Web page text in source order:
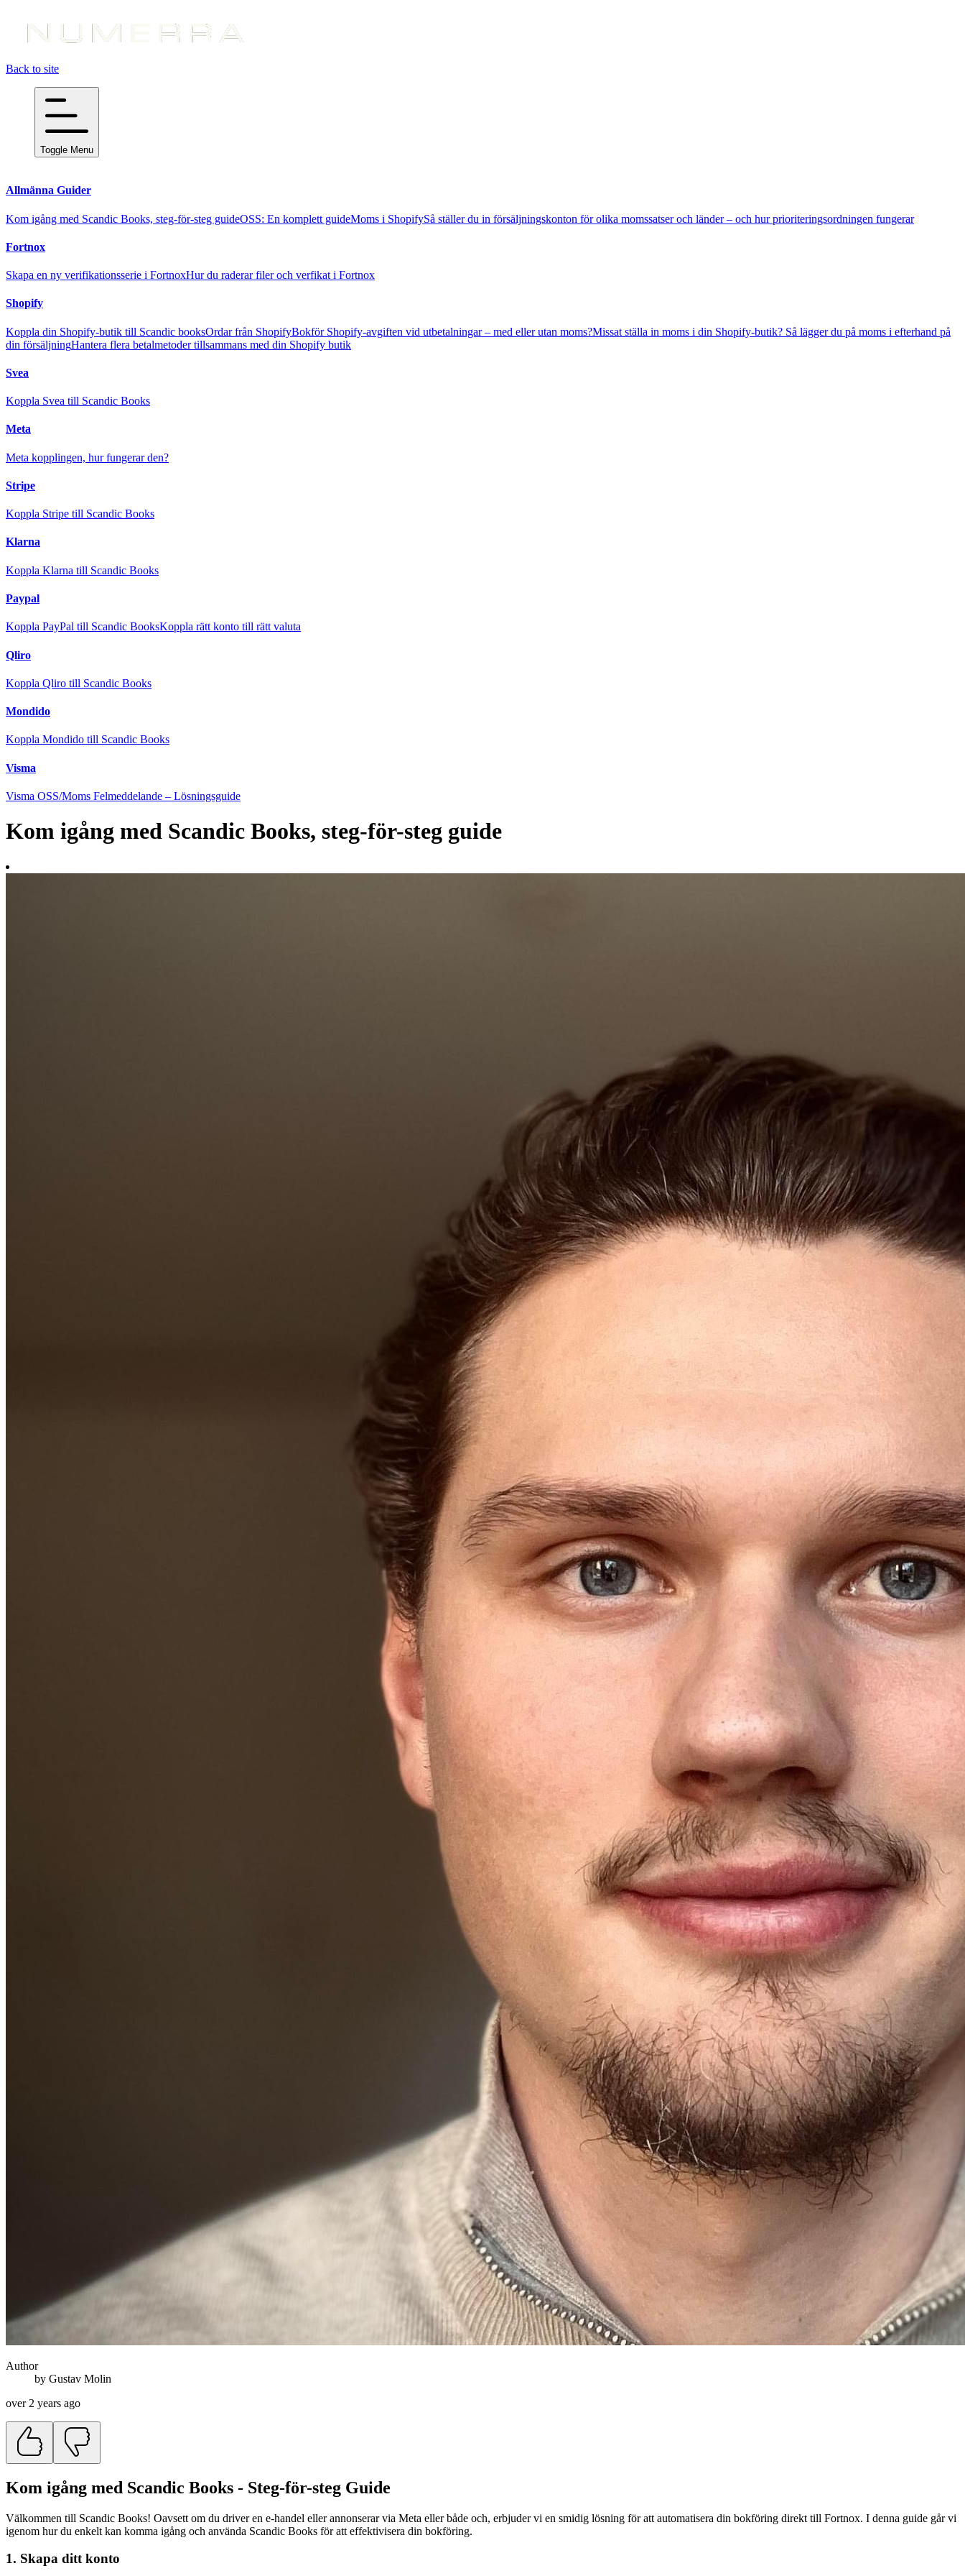
Back to site
Toggle Menu
Allmänna Guider
Kom igång med Scandic Books, steg-för-steg guideOSS: En komplett guideMoms i ShopifySå ställer du in försäljningskonton för olika momssatser och länder – och hur prioriteringsordningen fungerar
Fortnox
Skapa en ny verifikationsserie i FortnoxHur du raderar filer och verfikat i Fortnox
Shopify
Koppla din Shopify-butik till Scandic booksOrdar från ShopifyBokför Shopify-avgiften vid utbetalningar – med eller utan moms?Missat ställa in moms i din Shopify-butik? Så lägger du på moms i efterhand på
din försäljningHantera flera betalmetoder tillsammans med din Shopify butik
Svea
Koppla Svea till Scandic Books
Meta
Meta kopplingen, hur fungerar den?
Stripe
Koppla Stripe till Scandic Books
Klarna
Koppla Klarna till Scandic Books
Paypal
Koppla PayPal till Scandic BooksKoppla rätt konto till rätt valuta
Qliro
Koppla Qliro till Scandic Books
Mondido
Koppla Mondido till Scandic Books
Visma
Visma OSS/Moms Felmeddelande – Lösningsguide
Kom igång med Scandic Books, steg-för-steg guide
Author
by Gustav Molin
over 2 years ago
Kom igång med Scandic Books - Steg-för-steg Guide
Välkommen till Scandic Books! Oavsett om du driver en e-handel eller annonserar via Meta eller både och, erbjuder vi en smidig lösning för att automatisera din bokföring direkt till Fortnox. I denna guide går vi
igenom hur du enkelt kan komma igång och använda Scandic Books för att effektivisera din bokföring.
1. Skapa ditt konto